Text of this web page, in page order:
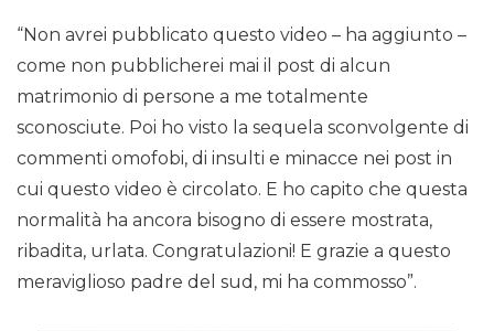
“Non avrei pubblicato questo video – ha aggiunto –
come non pubblicherei mai il post di alcun
matrimonio di persone a me totalmente
sconosciute. Poi ho visto la sequela sconvolgente di
commenti omofobi, di insulti e minacce nei post in
cui questo video è circolato. E ho capito che questa
normalità ha ancora bisogno di essere mostrata,
ribadita, urlata. Congratulazioni! E grazie a questo
meraviglioso padre del sud, mi ha commosso”.